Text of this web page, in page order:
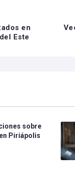
en
Este
sobre
Piriápolis